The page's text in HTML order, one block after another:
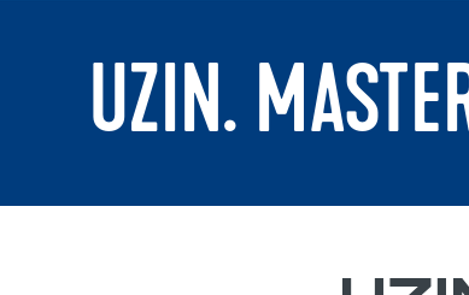
UZIN.